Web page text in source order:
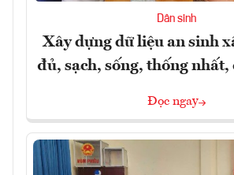
Dân sinh
Xây dựng dữ liệu an sinh
đủ, sạch, sống, thống nhất,
Đọc ngay